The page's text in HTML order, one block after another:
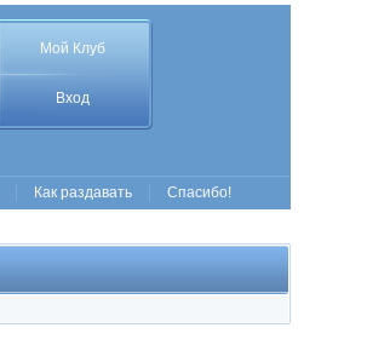
Мой Клуб
Вход
Как раздавать Спасибо!